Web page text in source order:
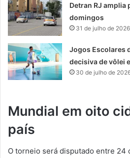
Detran RJ amplia
domingos
31 de julho de 2026
Jogos Escolares
decisiva de vôlei
30 de julho de
Mundial em oito
país
O torneio será disputado entre 24